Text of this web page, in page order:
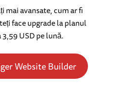
mai avansate, cum ar fi
face upgrade la planul
USD pe lună.
Website Builder